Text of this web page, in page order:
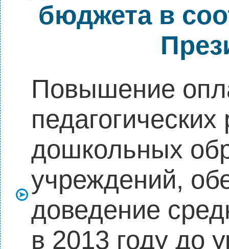
бюджета в
Повышение
дошкольных
учреждений,
доведение
в 2013 году до